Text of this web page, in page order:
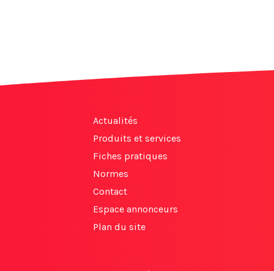
Actualités
Produits et services
Fiches pratiques
Normes
Contact
Espace annonceurs
Plan du site